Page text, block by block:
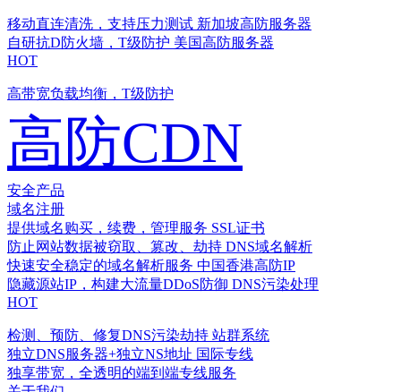
移动直连清洗，支持压力测试 新加坡高防服务器
自研抗D防火墙，T级防护 美国高防服务器
HOT
高带宽负载均衡，T级防护
高防CDN
安全产品
域名注册
提供域名购买，续费，管理服务 SSL证书
防止网站数据被窃取、篡改、劫持 DNS域名解析
快速安全稳定的域名解析服务 中国香港高防IP
隐藏源站IP，构建大流量DDoS防御 DNS污染处理
HOT
检测、预防、修复DNS污染劫持 站群系统
独立DNS服务器+独立NS地址 国际专线
独享带宽，全透明的端到端专线服务